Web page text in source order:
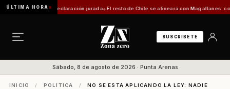
ÚLTIMA HORA
declaración jurada El resto de Chile se alineará con Magallanes: confirman
SUSCRÍBETE
Sábado, 8 de agosto de 2026 · Punta Arenas
INICIO / POLÍTICA /
NO SE ESTÁ APLICANDO LA LEY: NADIE